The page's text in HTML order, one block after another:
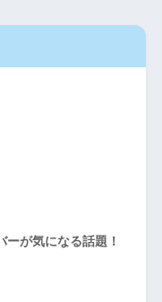
ーが気になる話題！